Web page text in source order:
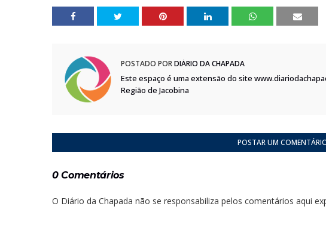
POSTADO PORDIÁRIO DA CHAPADA
Este espaço é uma extensão do site
Região de Jacobina
POSTAR UM
0 Comentários
O Diário da Chapada não se responsabiliza pelos comentários aqui